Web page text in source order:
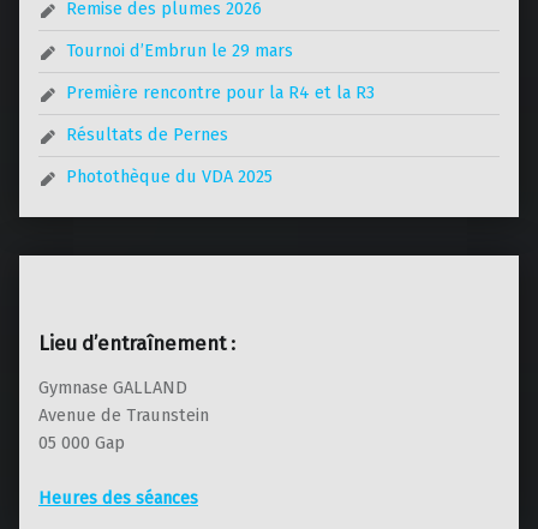
Remise des plumes 2026
Tournoi d’Embrun le 29 mars
Première rencontre pour la R4 et la R3
Résultats de Pernes
Photothèque du VDA 2025
Lieu d’entraînement :
Gymnase GALLAND
Avenue de Traunstein
05 000 Gap
Heures des séances